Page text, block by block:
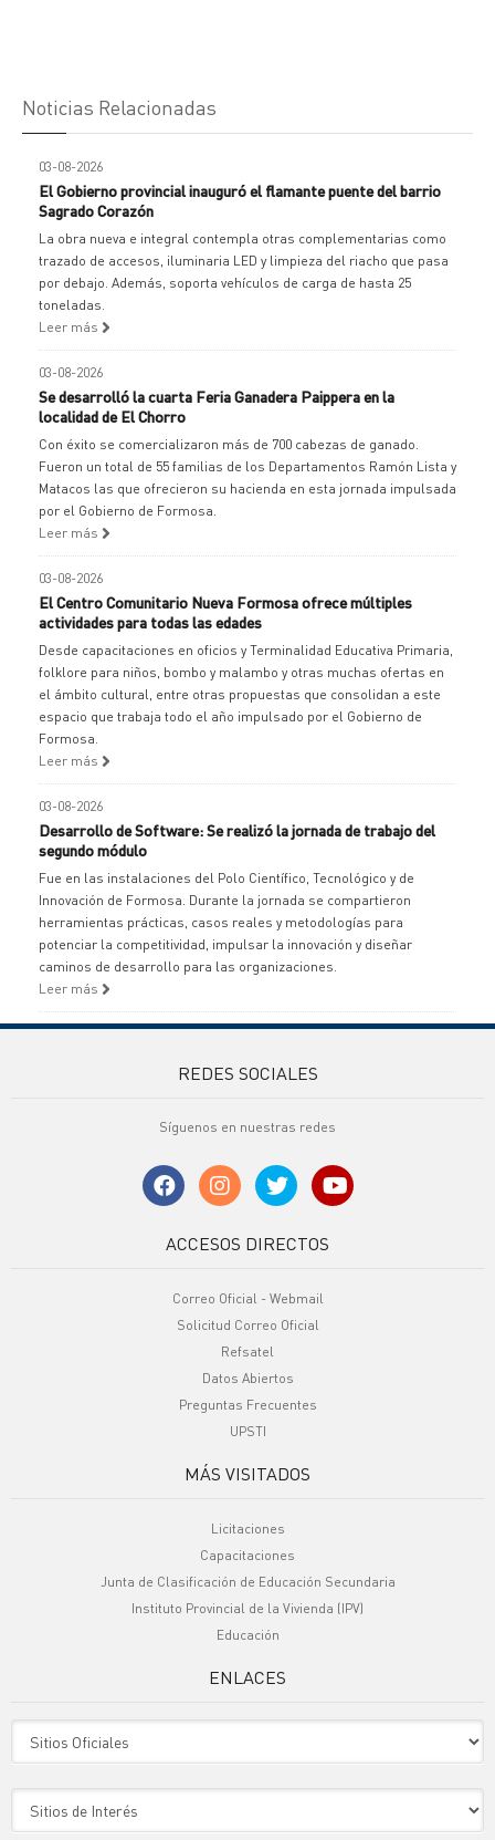
Noticias Relacionadas
03-08-2026
El Gobierno provincial inauguró el flamante puente del barrio
Sagrado Corazón
La obra nueva e integral contempla otras complementarias como
trazado de accesos, iluminaria LED y limpieza del riacho que pasa
por debajo. Además, soporta vehículos de carga de hasta 25
toneladas.
Leer más
03-08-2026
Se desarrolló la cuarta Feria Ganadera Paippera en la
localidad de El Chorro
Con éxito se comercializaron más de 700 cabezas de ganado.
Fueron un total de 55 familias de los Departamentos Ramón Lista y
Matacos las que ofrecieron su hacienda en esta jornada impulsada
por el Gobierno de Formosa.
Leer más
03-08-2026
El Centro Comunitario Nueva Formosa ofrece múltiples
actividades para todas las edades
Desde capacitaciones en oficios y Terminalidad Educativa Primaria,
folklore para niños, bombo y malambo y otras muchas ofertas en
el ámbito cultural, entre otras propuestas que consolidan a este
espacio que trabaja todo el año impulsado por el Gobierno de
Formosa.
Leer más
03-08-2026
Desarrollo de Software: Se realizó la jornada de trabajo del
segundo módulo
Fue en las instalaciones del Polo Científico, Tecnológico y de
Innovación de Formosa. Durante la jornada se compartieron
herramientas prácticas, casos reales y metodologías para
potenciar la competitividad, impulsar la innovación y diseñar
caminos de desarrollo para las organizaciones.
Leer más
REDES SOCIALES
Síguenos en nuestras redes
ACCESOS DIRECTOS
Correo Oficial - Webmail
Solicitud Correo Oficial
Refsatel
Datos Abiertos
Preguntas Frecuentes
UPSTI
MÁS VISITADOS
Licitaciones
Capacitaciones
Junta de Clasificación de Educación Secundaria
Instituto Provincial de la Vivienda (IPV)
Educación
ENLACES